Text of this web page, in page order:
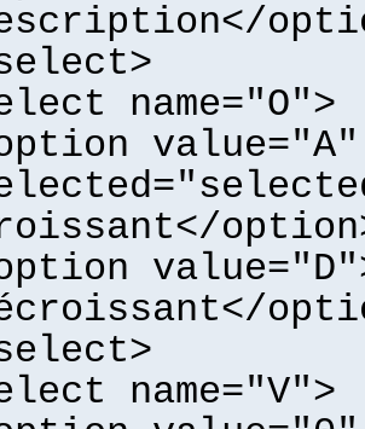
name="O">
value="A"
name="V">